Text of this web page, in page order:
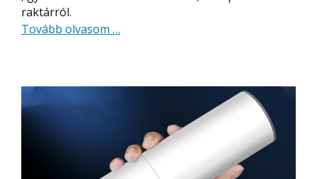
raktárról.
Tovább olvasom about
tudású
robotporszívó,
automatikus
…